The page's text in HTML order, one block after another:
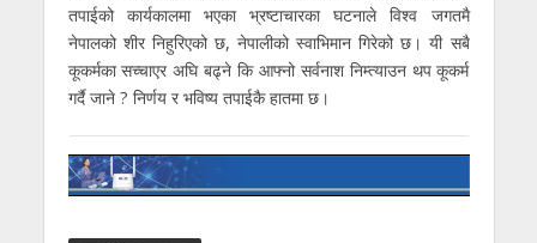
तपाईको कार्यकालमा भएका भ्रष्टाचारका घटनाले विश्व जगतमै
नेपालको शीर निहुरिएको छ, नेपालीको स्वाभिमान गिरेको छ। यी सबै
कूकर्मका सच्चाएर अघि बढ्ने कि आफ्नो सर्वनाश निम्त्याउन थप कूकर्म
गर्दै जाने ? निर्णय र भविष्य तपाईकै हातमा छ।